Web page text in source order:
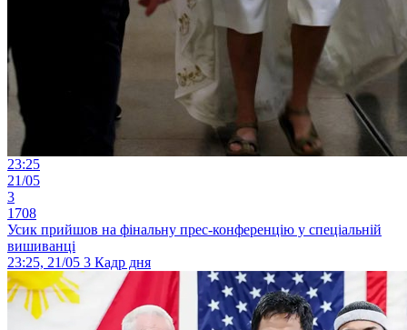
23:25
21/05
3
1708
Усик прийшов на фінальну прес-конференцію у спеціальній
вишиванці
23:25, 21/05 3 Кадр дня